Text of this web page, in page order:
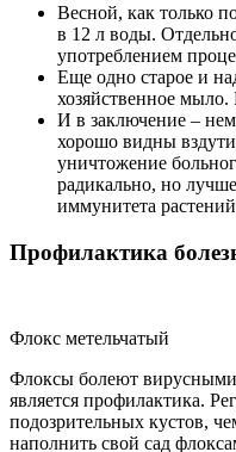
Весной, как только
в 12 л воды.
употреблением
Еще одно старое и
хозяйственное
И в заключение –
хорошо видны
уничтожение
радикально, но
иммунитета
Профилактика
Флокс метельчатый
Флоксы болеют вирусными
является профилактика.
подозрительных кустов,
наполнить свой сад